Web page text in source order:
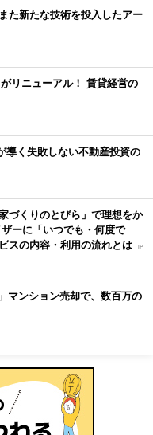
た新たな技術を投入したアー
リニューアル！ 賃貸経営の
導く失敗しない不動産投資の
づくりのとびら」で理想をか
ーに「いつでも・何度で
スの内容・利用の流れとは [P
マンション売却で、数百万の